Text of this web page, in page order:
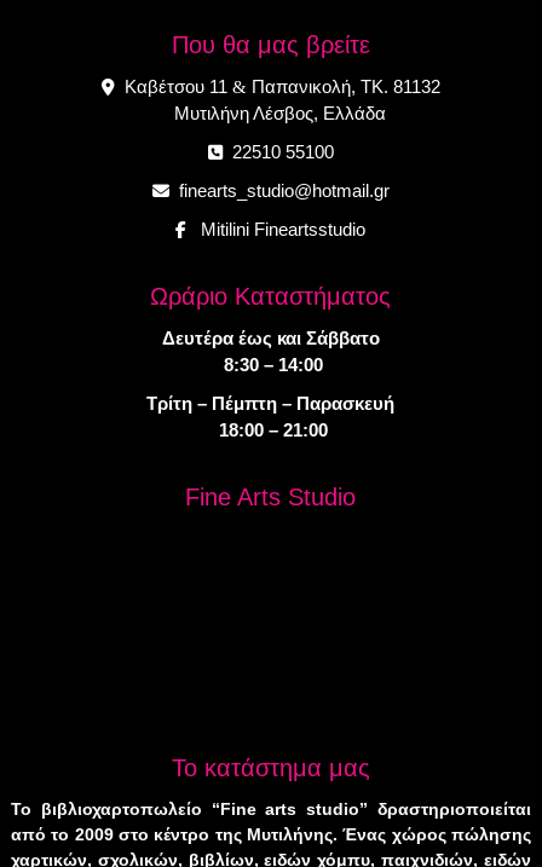
Που θα μας βρείτε
Καβέτσου 11 &Παπανικολή, ΤΚ. 81132
Μυτιλήνη Λέσβος, Ελλάδα
22510 55100
finearts_studio@hotmail.gr
Mitilini Fineartsstudio
Ωράριο Καταστήματος
Δευτέρα έως και Σάββατο
8:30 – 14:00
Τρίτη – Πέμπτη – Παρασκευή
18:00 – 21:00
Fine Arts Studio
Το κατάστημα μας
Το βιβλιοχαρτοπωλείο “Fine arts studio” δραστηριοποιείται
από το 2009 στο κέντρο της Μυτιλήνης. Ένας χώρος πώλησης
χαρτικών, σχολικών, βιβλίων, ειδών χόμπυ, παιχνιδιών, ειδών